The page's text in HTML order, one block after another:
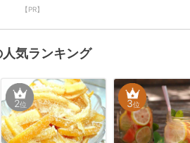
【PR】
気ランキング
2位 3位